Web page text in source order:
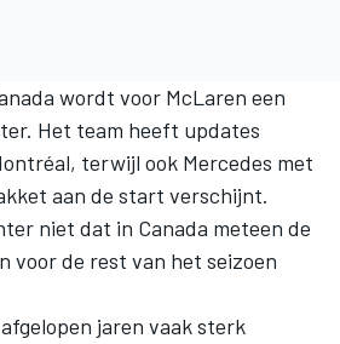
wordt voor McLaren een
Het team heeft updates
terwijl ook Mercedes met
aan de start verschijnt.
niet dat in Canada meteen de
voor de rest van het seizoen
jaren vaak sterk